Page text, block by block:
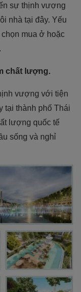
sự thịnh vượng
nhà tại đây. Yếu
mua ở hoặc
chất lượng.
vượng với tiện
tại thành phố Thái
lượng quốc tế
sống và nghỉ